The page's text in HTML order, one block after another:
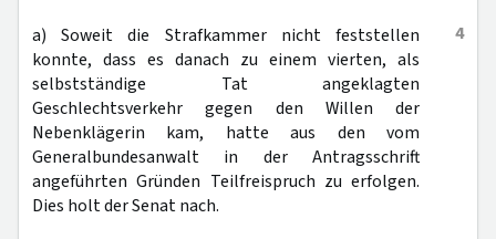
4
a) Soweit die Strafkammer nicht feststellen
konnte, dass es danach zu einem vierten, als
selbstständige Tat angeklagten
Geschlechtsverkehr gegen den Willen der
Nebenklägerin kam, hatte aus den vom
Generalbundesanwalt in der Antragsschrift
angeführten Gründen Teilfreispruch zu erfolgen.
Dies holt der Senat nach.